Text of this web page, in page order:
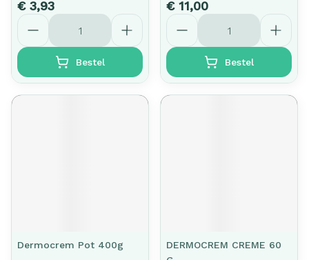
€ 3,93
Aantal
Bestel
€ 11,00
Aantal
Bestel
Dermocrem Pot 400g
DERMOCREM CREME 60